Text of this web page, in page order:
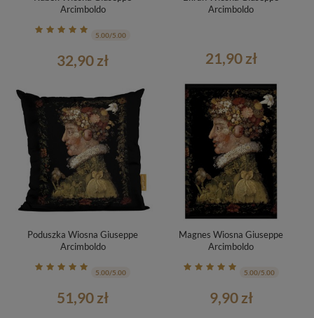
Arcimboldo
5.00/5.00
32,90 zł
Arcimboldo
21,90 zł
Poduszka Wiosna Giuseppe
Arcimboldo
5.00/5.00
51,90 zł
Magnes Wiosna Giuseppe
Arcimboldo
5.00/5.00
9,90 zł